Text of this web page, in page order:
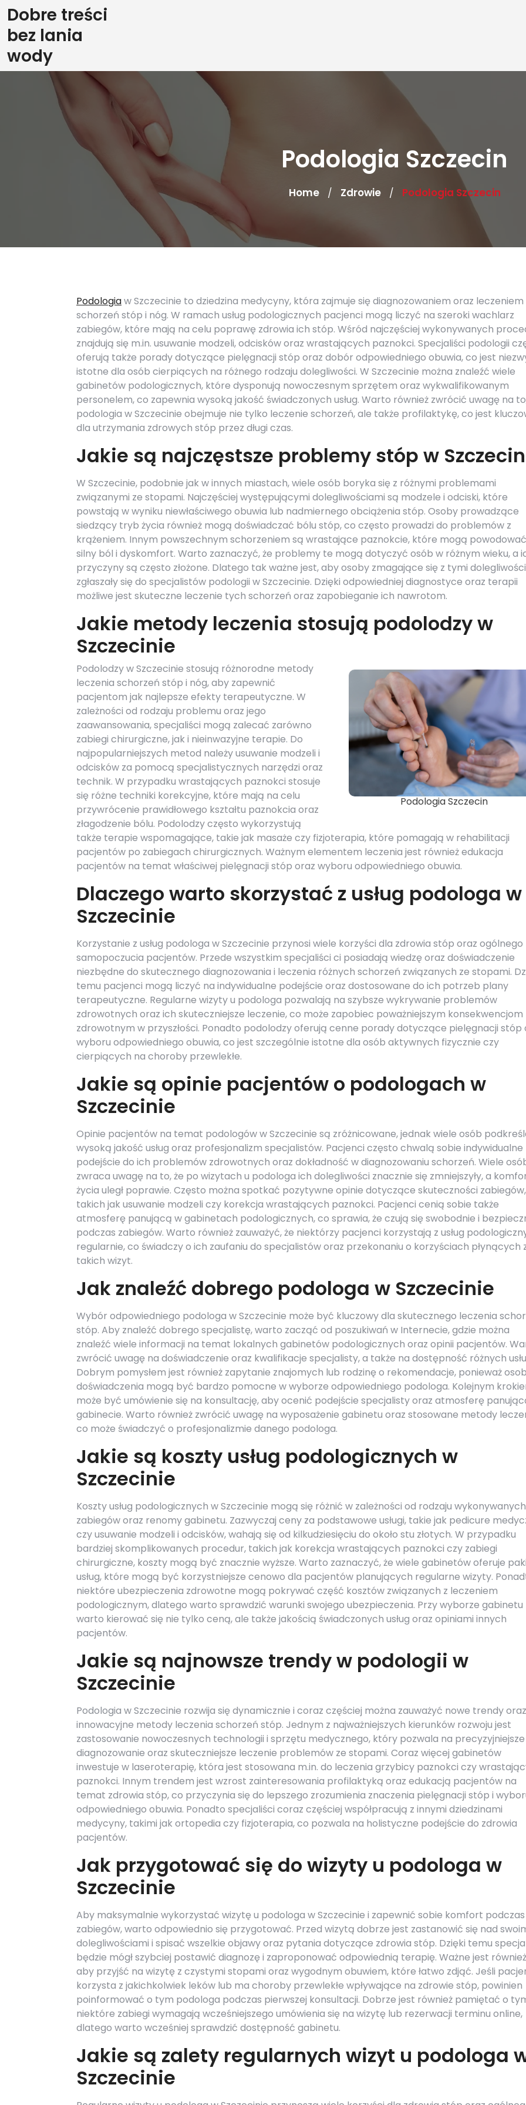
Skip
to
content
Dobre treści
bez lania
wody
Podologia Szczecin
Home / Zdrowie / Podologia Szczecin
Podologiaw Szczecinie to dziedzina medycyny, która zajmuje się diagnozowaniem oraz leczeniem
schorzeń stóp i nóg. W ramach usług podologicznych pacjenci mogą liczyć na szeroki wachlarz
zabiegów, które mają na celu poprawę zdrowia ich stóp. Wśród najczęściej wykonywanych
znajdują się m.in. usuwanie modzeli, odcisków oraz wrastających paznokci. Specjaliści podologii
oferują także porady dotyczące pielęgnacji stóp oraz dobór odpowiedniego obuwia, co jest
istotne dla osób cierpiących na różnego rodzaju dolegliwości. W Szczecinie można znaleźć wiele
gabinetów podologicznych, które dysponują nowoczesnym sprzętem oraz wykwalifikowanym
personelem, co zapewnia wysoką jakość świadczonych usług. Warto również zwrócić uwagę na
podologia w Szczecinie obejmuje nie tylko leczenie schorzeń, ale także profilaktykę, co jest
dla utrzymania zdrowych stóp przez długi czas.
Jakie są najczęstsze problemy stóp w
W Szczecinie, podobnie jak w innych miastach, wiele osób boryka się z różnymi problemami
związanymi ze stopami. Najczęściej występującymi dolegliwościami są modzele i odciski, które
powstają w wyniku niewłaściwego obuwia lub nadmiernego obciążenia stóp. Osoby prowadzące
siedzący tryb życia również mogą doświadczać bólu stóp, co często prowadzi do problemów z
krążeniem. Innym powszechnym schorzeniem są wrastające paznokcie, które mogą powodować
silny ból i dyskomfort. Warto zaznaczyć, że problemy te mogą dotyczyć osób w różnym wieku, a
przyczyny są często złożone. Dlatego tak ważne jest, aby osoby zmagające się z tymi
zgłaszały się do specjalistów podologii w Szczecinie. Dzięki odpowiedniej diagnostyce oraz terapii
możliwe jest skuteczne leczenie tych schorzeń oraz zapobieganie ich nawrotom.
Jakie metody leczenia stosują podolodzy w
Szczecinie
Podologia Szczecin
Podolodzy w Szczecinie stosują różnorodne metody
leczenia schorzeń stóp i nóg, aby zapewnić
pacjentom jak najlepsze efekty terapeutyczne. W
zależności od rodzaju problemu oraz jego
zaawansowania, specjaliści mogą zalecać zarówno
zabiegi chirurgiczne, jak i nieinwazyjne terapie. Do
najpopularniejszych metod należy usuwanie modzeli i
odcisków za pomocą specjalistycznych narzędzi oraz
technik. W przypadku wrastających paznokci stosuje
się różne techniki korekcyjne, które mają na celu
przywrócenie prawidłowego kształtu paznokcia oraz
złagodzenie bólu. Podolodzy często wykorzystują
także terapie wspomagające, takie jak masaże czy fizjoterapia, które pomagają w rehabilitacji
pacjentów po zabiegach chirurgicznych. Ważnym elementem leczenia jest również edukacja
pacjentów na temat właściwej pielęgnacji stóp oraz wyboru odpowiedniego obuwia.
Dlaczego warto skorzystać z usług podologa w
Szczecinie
Korzystanie z usług podologa w Szczecinie przynosi wiele korzyści dla zdrowia stóp oraz ogólnego
samopoczucia pacjentów. Przede wszystkim specjaliści ci posiadają wiedzę oraz doświadczenie
niezbędne do skutecznego diagnozowania i leczenia różnych schorzeń związanych ze stopami.
temu pacjenci mogą liczyć na indywidualne podejście oraz dostosowane do ich potrzeb plany
terapeutyczne. Regularne wizyty u podologa pozwalają na szybsze wykrywanie problemów
zdrowotnych oraz ich skuteczniejsze leczenie, co może zapobiec poważniejszym konsekwencjom
zdrowotnym w przyszłości. Ponadto podolodzy oferują cenne porady dotyczące pielęgnacji stóp
wyboru odpowiedniego obuwia, co jest szczególnie istotne dla osób aktywnych fizycznie czy
cierpiących na choroby przewlekłe.
Jakie są opinie pacjentów o podologach w
Szczecinie
Opinie pacjentów na temat podologów w Szczecinie są zróżnicowane, jednak wiele osób
wysoką jakość usług oraz profesjonalizm specjalistów. Pacjenci często chwalą sobie indywidualne
podejście do ich problemów zdrowotnych oraz dokładność w diagnozowaniu schorzeń. Wiele
zwraca uwagę na to, że po wizytach u podologa ich dolegliwości znacznie się zmniejszyły, a
życia uległ poprawie. Często można spotkać pozytywne opinie dotyczące skuteczności zabiegów,
takich jak usuwanie modzeli czy korekcja wrastających paznokci. Pacjenci cenią sobie także
atmosferę panującą w gabinetach podologicznych, co sprawia, że czują się swobodnie i
podczas zabiegów. Warto również zauważyć, że niektórzy pacjenci korzystają z usług
regularnie, co świadczy o ich zaufaniu do specjalistów oraz przekonaniu o korzyściach płynących
takich wizyt.
Jak znaleźć dobrego podologa w Szczecinie
Wybór odpowiedniego podologa w Szczecinie może być kluczowy dla skutecznego leczenia
stóp. Aby znaleźć dobrego specjalistę, warto zacząć od poszukiwań w Internecie, gdzie można
znaleźć wiele informacji na temat lokalnych gabinetów podologicznych oraz opinii pacjentów.
zwrócić uwagę na doświadczenie oraz kwalifikacje specjalisty, a także na dostępność różnych
Dobrym pomysłem jest również zapytanie znajomych lub rodzinę o rekomendacje, ponieważ
doświadczenia mogą być bardzo pomocne w wyborze odpowiedniego podologa. Kolejnym
może być umówienie się na konsultację, aby ocenić podejście specjalisty oraz atmosferę
gabinecie. Warto również zwrócić uwagę na wyposażenie gabinetu oraz stosowane metody
co może świadczyć o profesjonalizmie danego podologa.
Jakie są koszty usług podologicznych w
Szczecinie
Koszty usług podologicznych w Szczecinie mogą się różnić w zależności od rodzaju wykonywanych
zabiegów oraz renomy gabinetu. Zazwyczaj ceny za podstawowe usługi, takie jak pedicure
czy usuwanie modzeli i odcisków, wahają się od kilkudziesięciu do około stu złotych. W przypadku
bardziej skomplikowanych procedur, takich jak korekcja wrastających paznokci czy zabiegi
chirurgiczne, koszty mogą być znacznie wyższe. Warto zaznaczyć, że wiele gabinetów oferuje
usług, które mogą być korzystniejsze cenowo dla pacjentów planujących regularne wizyty.
niektóre ubezpieczenia zdrowotne mogą pokrywać część kosztów związanych z leczeniem
podologicznym, dlatego warto sprawdzić warunki swojego ubezpieczenia. Przy wyborze gabinetu
warto kierować się nie tylko ceną, ale także jakością świadczonych usług oraz opiniami innych
pacjentów.
Jakie są najnowsze trendy w podologii w
Szczecinie
Podologia w Szczecinie rozwija się dynamicznie i coraz częściej można zauważyć nowe trendy oraz
innowacyjne metody leczenia schorzeń stóp. Jednym z najważniejszych kierunków rozwoju jest
zastosowanie nowoczesnych technologii i sprzętu medycznego, który pozwala na precyzyjniejsze
diagnozowanie oraz skuteczniejsze leczenie problemów ze stopami. Coraz więcej gabinetów
inwestuje w laseroterapię, która jest stosowana m.in. do leczenia grzybicy paznokci czy
paznokci. Innym trendem jest wzrost zainteresowania profilaktyką oraz edukacją pacjentów na
temat zdrowia stóp, co przyczynia się do lepszego zrozumienia znaczenia pielęgnacji stóp i
odpowiedniego obuwia. Ponadto specjaliści coraz częściej współpracują z innymi dziedzinami
medycyny, takimi jak ortopedia czy fizjoterapia, co pozwala na holistyczne podejście do zdrowia
pacjentów.
Jak przygotować się do wizyty u podologa w
Szczecinie
Aby maksymalnie wykorzystać wizytę u podologa w Szczecinie i zapewnić sobie komfort podczas
zabiegów, warto odpowiednio się przygotować. Przed wizytą dobrze jest zastanowić się nad
dolegliwościami i spisać wszelkie objawy oraz pytania dotyczące zdrowia stóp. Dzięki temu
będzie mógł szybciej postawić diagnozę i zaproponować odpowiednią terapię. Ważne jest
aby przyjść na wizytę z czystymi stopami oraz wygodnym obuwiem, które łatwo zdjąć. Jeśli
korzysta z jakichkolwiek leków lub ma choroby przewlekłe wpływające na zdrowie stóp, powinien
poinformować o tym podologa podczas pierwszej konsultacji. Dobrze jest również pamiętać o
niektóre zabiegi wymagają wcześniejszego umówienia się na wizytę lub rezerwacji terminu online,
dlatego warto wcześniej sprawdzić dostępność gabinetu.
Jakie są zalety regularnych wizyt u podologa
Szczecinie